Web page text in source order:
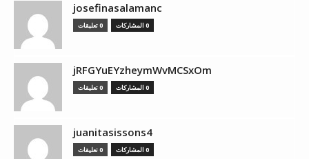
josefinasalamanc
0 المشاركات 0 تعليقات
jRFGYuEYzheymWvMCSxOm
0 المشاركات 0 تعليقات
juanitasissons4
0 المشاركات 0 تعليقات